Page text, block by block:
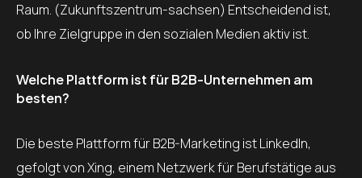
Raum. (Zukunftszentrum-sachsen) Entscheidend ist,
ob Ihre Zielgruppe in den sozialen Medien aktiv ist.
Welche Plattform ist für B2B-Unternehmen am
besten?
Die beste Plattform für B2B-Marketing ist LinkedIn,
gefolgt von Xing, einem Netzwerk für Berufstätige aus